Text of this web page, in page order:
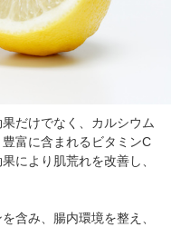
だけでなく、カルシウム
富に含まれるビタミンC
により肌荒れを改善し、
含み、腸内環境を整え、